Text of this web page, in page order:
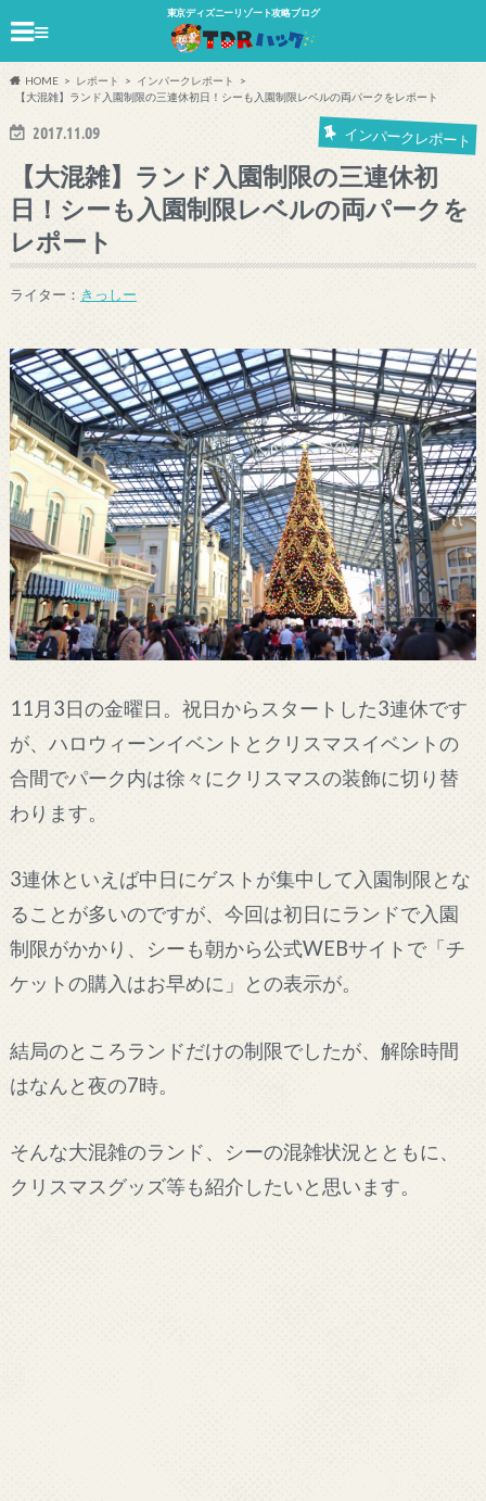
東京ディズニーリゾート攻略ブログ
≡
HOME レポート
インパークレポート
【大混雑】ランド入園制限の三連休初日！シーも入園制限レベルの両パークをレポート
2017.11.09 インパークレポート
【大混雑】ランド入園制限の三連休初
日！シーも入園制限レベルの両パークを
レポート
ライター： きっしー
11月3日の金曜日。祝日からスタートした3連休です
が、ハロウィーンイベントとクリスマスイベントの
合間でパーク内は徐々にクリスマスの装飾に切り替
わります。
3連休といえば中日にゲストが集中して入園制限とな
ることが多いのですが、今回は初日にランドで入園
制限がかかり、シーも朝から公式WEBサイトで「チ
ケットの購入はお早めに」との表示が。
結局のところランドだけの制限でしたが、解除時間
はなんと夜の7時。
そんな大混雑のランド、シーの混雑状況とともに、
クリスマスグッズ等も紹介したいと思います。